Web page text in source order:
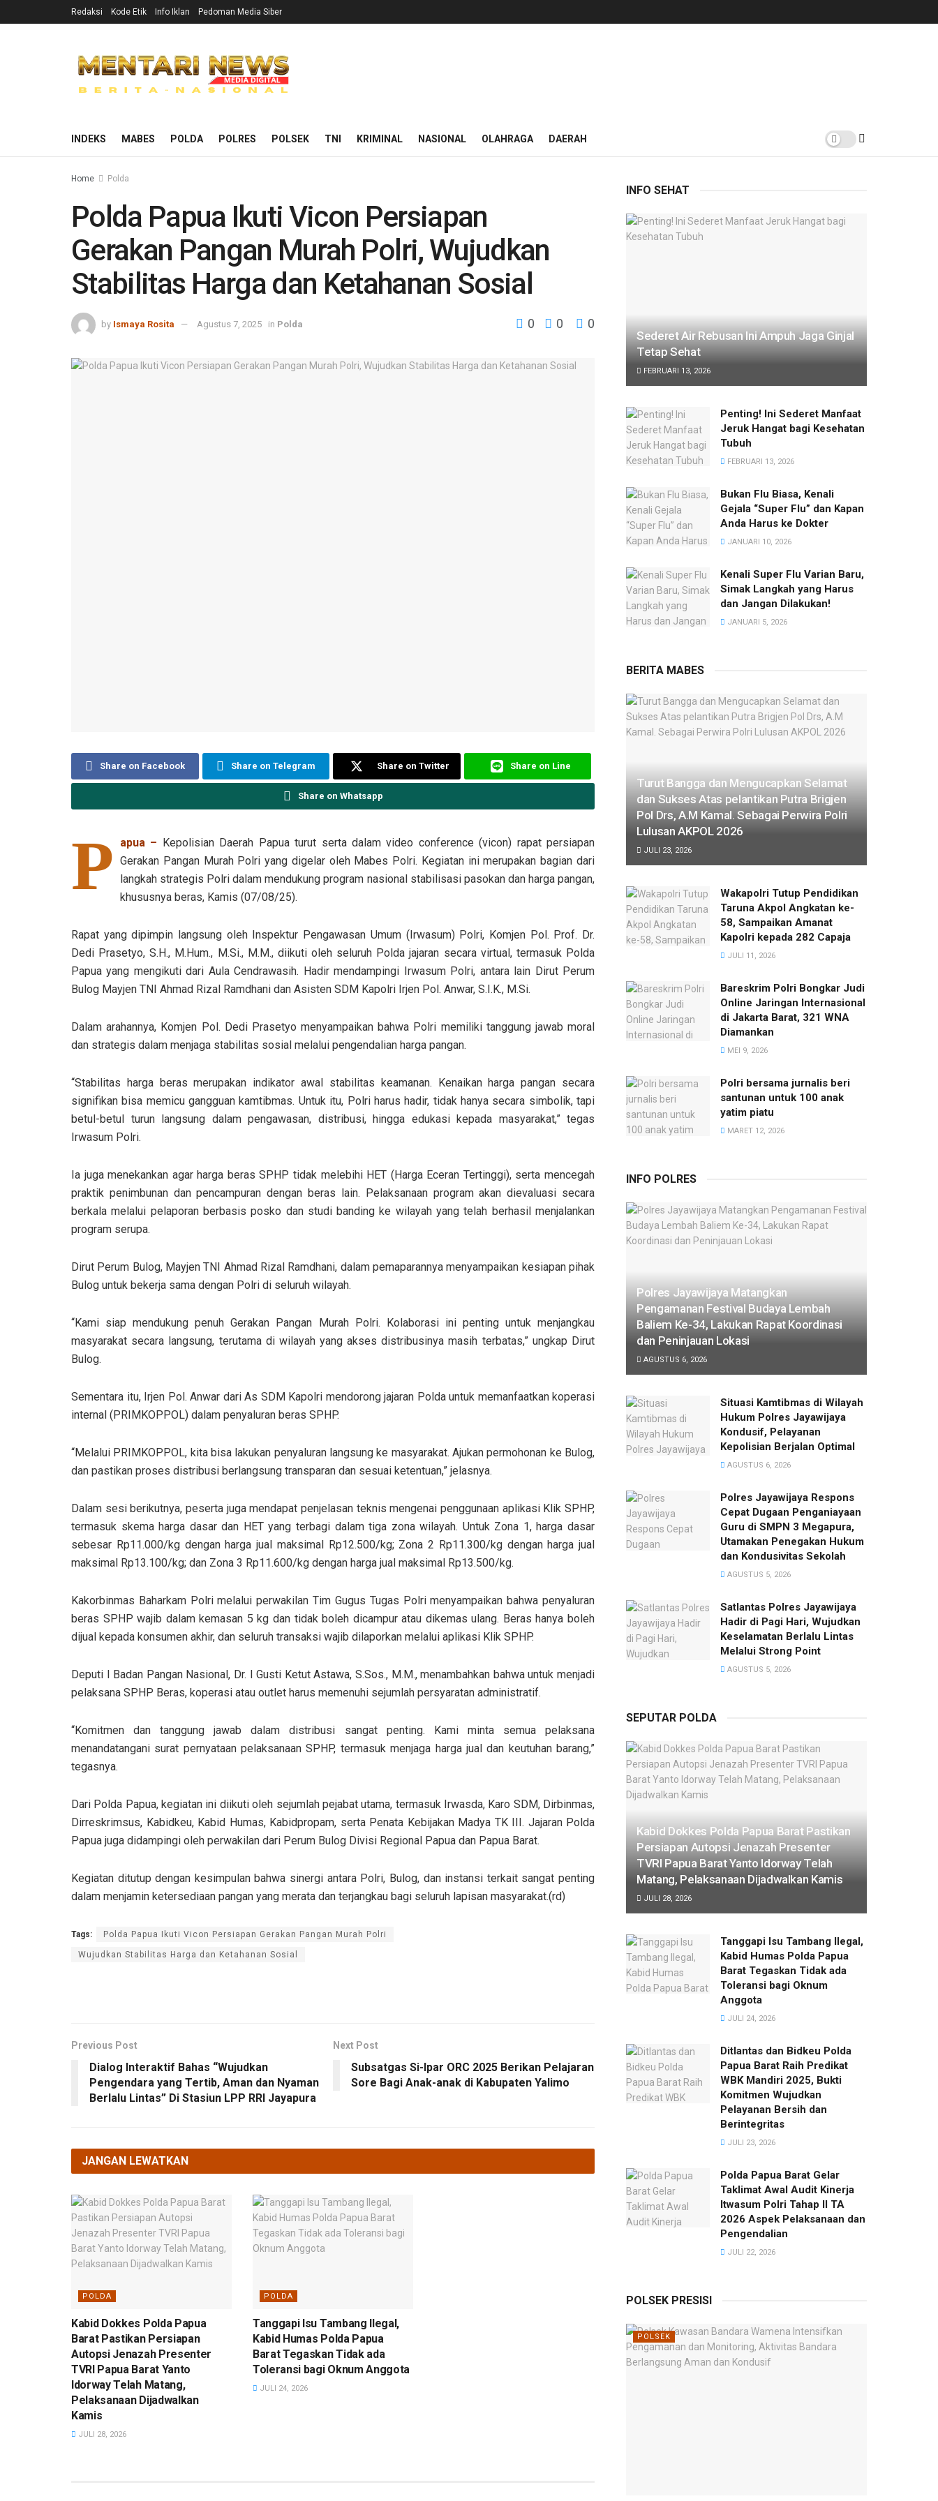
Redaksi Kode Etik Info Iklan Pedoman Media Siber
INDEKS MABES POLDA POLRES POLSEK TNI KRIMINAL NASIONAL OLAHRAGA DAERAH
Home Polda
Polda Papua Ikuti Vicon Persiapan
Gerakan Pangan Murah Polri, Wujudkan
Stabilitas Harga dan Ketahanan Sosial
by Ismaya Rosita Agustus 7, 2025 in Polda 0 0 0
Share on Facebook Share on Telegram Share on Twitter Share on Line
Share on Whatsapp
P apua – Kepolisian Daerah Papua turut serta dalam video conference (vicon) rapat persiapan
Gerakan Pangan Murah Polri yang digelar oleh Mabes Polri. Kegiatan ini merupakan bagian dari
langkah strategis Polri dalam mendukung program nasional stabilisasi pasokan dan harga pangan,
khususnya beras, Kamis (07/08/25).
Rapat yang dipimpin langsung oleh Inspektur Pengawasan Umum (Irwasum) Polri, Komjen Pol. Prof. Dr.
Dedi Prasetyo, S.H., M.Hum., M.Si., M.M., diikuti oleh seluruh Polda jajaran secara virtual, termasuk Polda
Papua yang mengikuti dari Aula Cendrawasih. Hadir mendampingi Irwasum Polri, antara lain Dirut Perum
Bulog Mayjen TNI Ahmad Rizal Ramdhani dan Asisten SDM Kapolri Irjen Pol. Anwar, S.I.K., M.Si.
Dalam arahannya, Komjen Pol. Dedi Prasetyo menyampaikan bahwa Polri memiliki tanggung jawab moral
dan strategis dalam menjaga stabilitas sosial melalui pengendalian harga pangan.
“Stabilitas harga beras merupakan indikator awal stabilitas keamanan. Kenaikan harga pangan secara
signifikan bisa memicu gangguan kamtibmas. Untuk itu, Polri harus hadir, tidak hanya secara simbolik, tapi
betul-betul turun langsung dalam pengawasan, distribusi, hingga edukasi kepada masyarakat,” tegas
Irwasum Polri.
Ia juga menekankan agar harga beras SPHP tidak melebihi HET (Harga Eceran Tertinggi), serta mencegah
praktik penimbunan dan pencampuran dengan beras lain. Pelaksanaan program akan dievaluasi secara
berkala melalui pelaporan berbasis posko dan studi banding ke wilayah yang telah berhasil menjalankan
program serupa.
Dirut Perum Bulog, Mayjen TNI Ahmad Rizal Ramdhani, dalam pemaparannya menyampaikan kesiapan pihak
Bulog untuk bekerja sama dengan Polri di seluruh wilayah.
“Kami siap mendukung penuh Gerakan Pangan Murah Polri. Kolaborasi ini penting untuk menjangkau
masyarakat secara langsung, terutama di wilayah yang akses distribusinya masih terbatas,” ungkap Dirut
Bulog.
Sementara itu, Irjen Pol. Anwar dari As SDM Kapolri mendorong jajaran Polda untuk memanfaatkan koperasi
internal (PRIMKOPPOL) dalam penyaluran beras SPHP.
“Melalui PRIMKOPPOL, kita bisa lakukan penyaluran langsung ke masyarakat. Ajukan permohonan ke Bulog,
dan pastikan proses distribusi berlangsung transparan dan sesuai ketentuan,” jelasnya.
Dalam sesi berikutnya, peserta juga mendapat penjelasan teknis mengenai penggunaan aplikasi Klik SPHP,
termasuk skema harga dasar dan HET yang terbagi dalam tiga zona wilayah. Untuk Zona 1, harga dasar
sebesar Rp11.000/kg dengan harga jual maksimal Rp12.500/kg; Zona 2 Rp11.300/kg dengan harga jual
maksimal Rp13.100/kg; dan Zona 3 Rp11.600/kg dengan harga jual maksimal Rp13.500/kg.
Kakorbinmas Baharkam Polri melalui perwakilan Tim Gugus Tugas Polri menyampaikan bahwa penyaluran
beras SPHP wajib dalam kemasan 5 kg dan tidak boleh dicampur atau dikemas ulang. Beras hanya boleh
dijual kepada konsumen akhir, dan seluruh transaksi wajib dilaporkan melalui aplikasi Klik SPHP.
Deputi I Badan Pangan Nasional, Dr. I Gusti Ketut Astawa, S.Sos., M.M., menambahkan bahwa untuk menjadi
pelaksana SPHP Beras, koperasi atau outlet harus memenuhi sejumlah persyaratan administratif.
“Komitmen dan tanggung jawab dalam distribusi sangat penting. Kami minta semua pelaksana
menandatangani surat pernyataan pelaksanaan SPHP, termasuk menjaga harga jual dan keutuhan barang,”
tegasnya.
Dari Polda Papua, kegiatan ini diikuti oleh sejumlah pejabat utama, termasuk Irwasda, Karo SDM, Dirbinmas,
Dirreskrimsus, Kabidkeu, Kabid Humas, Kabidpropam, serta Penata Kebijakan Madya TK III. Jajaran Polda
Papua juga didampingi oleh perwakilan dari Perum Bulog Divisi Regional Papua dan Papua Barat.
Kegiatan ditutup dengan kesimpulan bahwa sinergi antara Polri, Bulog, dan instansi terkait sangat penting
dalam menjamin ketersediaan pangan yang merata dan terjangkau bagi seluruh lapisan masyarakat.(rd)
Tags: Polda Papua Ikuti Vicon Persiapan Gerakan Pangan Murah Polri
Wujudkan Stabilitas Harga dan Ketahanan Sosial
Previous Post
Dialog Interaktif Bahas “Wujudkan
Pengendara yang Tertib, Aman dan Nyaman
Berlalu Lintas” Di Stasiun LPP RRI Jayapura
Next Post
Subsatgas Si-Ipar ORC 2025 Berikan Pelajaran
Sore Bagi Anak-anak di Kabupaten Yalimo
JANGAN LEWATKAN
POLDA
Kabid Dokkes Polda Papua
Barat Pastikan Persiapan
Autopsi Jenazah Presenter
TVRI Papua Barat Yanto
Idorway Telah Matang,
Pelaksanaan Dijadwalkan
Kamis
JULI 28, 2026
POLDA
Tanggapi Isu Tambang Ilegal,
Kabid Humas Polda Papua
Barat Tegaskan Tidak ada
Toleransi bagi Oknum Anggota
JULI 24, 2026
INFO SEHAT
Sederet Air Rebusan Ini Ampuh Jaga Ginjal
Tetap Sehat
FEBRUARI 13, 2026
Penting! Ini Sederet Manfaat
Jeruk Hangat bagi Kesehatan
Tubuh
FEBRUARI 13, 2026
Bukan Flu Biasa, Kenali
Gejala “Super Flu” dan Kapan
Anda Harus ke Dokter
JANUARI 10, 2026
Kenali Super Flu Varian Baru,
Simak Langkah yang Harus
dan Jangan Dilakukan!
JANUARI 5, 2026
BERITA MABES
Turut Bangga dan Mengucapkan Selamat
dan Sukses Atas pelantikan Putra Brigjen
Pol Drs, A.M Kamal. Sebagai Perwira Polri
Lulusan AKPOL 2026
JULI 23, 2026
Wakapolri Tutup Pendidikan
Taruna Akpol Angkatan ke-
58, Sampaikan Amanat
Kapolri kepada 282 Capaja
JULI 11, 2026
Bareskrim Polri Bongkar Judi
Online Jaringan Internasional
di Jakarta Barat, 321 WNA
Diamankan
MEI 9, 2026
Polri bersama jurnalis beri
santunan untuk 100 anak
yatim piatu
MARET 12, 2026
INFO POLRES
Polres Jayawijaya Matangkan
Pengamanan Festival Budaya Lembah
Baliem Ke-34, Lakukan Rapat Koordinasi
dan Peninjauan Lokasi
AGUSTUS 6, 2026
Situasi Kamtibmas di Wilayah
Hukum Polres Jayawijaya
Kondusif, Pelayanan
Kepolisian Berjalan Optimal
AGUSTUS 6, 2026
Polres Jayawijaya Respons
Cepat Dugaan Penganiayaan
Guru di SMPN 3 Megapura,
Utamakan Penegakan Hukum
dan Kondusivitas Sekolah
AGUSTUS 5, 2026
Satlantas Polres Jayawijaya
Hadir di Pagi Hari, Wujudkan
Keselamatan Berlalu Lintas
Melalui Strong Point
AGUSTUS 5, 2026
SEPUTAR POLDA
Kabid Dokkes Polda Papua Barat Pastikan
Persiapan Autopsi Jenazah Presenter
TVRI Papua Barat Yanto Idorway Telah
Matang, Pelaksanaan Dijadwalkan Kamis
JULI 28, 2026
Tanggapi Isu Tambang Ilegal,
Kabid Humas Polda Papua
Barat Tegaskan Tidak ada
Toleransi bagi Oknum
Anggota
JULI 24, 2026
Ditlantas dan Bidkeu Polda
Papua Barat Raih Predikat
WBK Mandiri 2025, Bukti
Komitmen Wujudkan
Pelayanan Bersih dan
Berintegritas
JULI 23, 2026
Polda Papua Barat Gelar
Taklimat Awal Audit Kinerja
Itwasum Polri Tahap II TA
2026 Aspek Pelaksanaan dan
Pengendalian
JULI 22, 2026
POLSEK PRESISI
POLSEK